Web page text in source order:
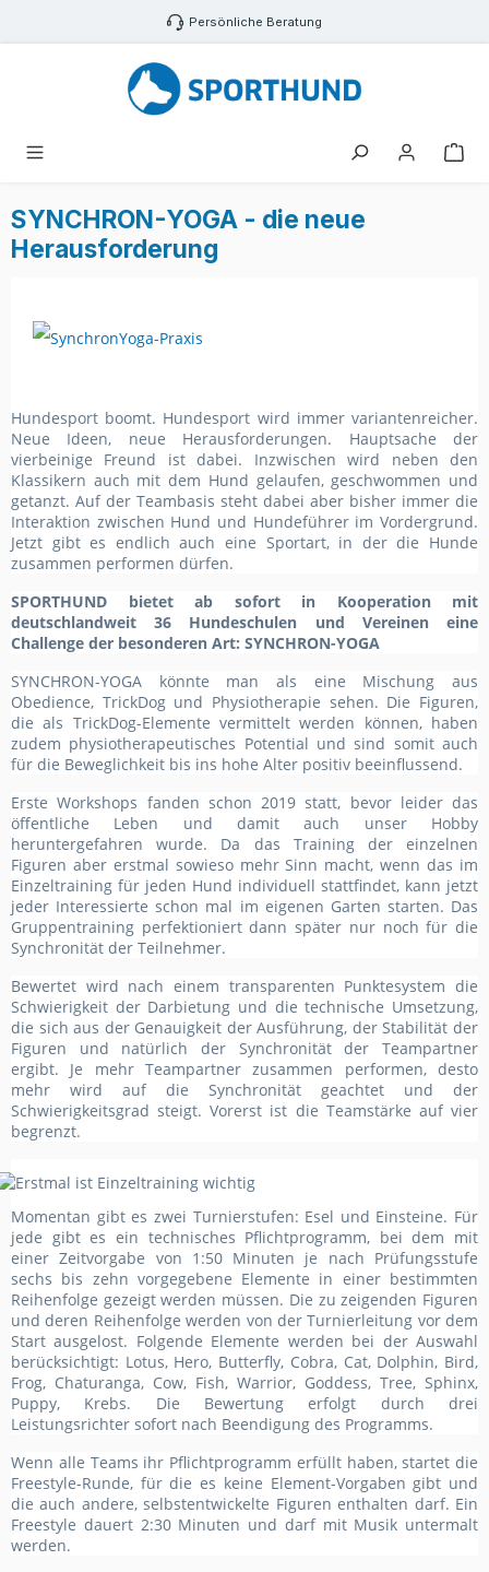
Zum Hauptinhalt springen Persönliche Beratung
SYNCHRON-YOGA - die neue
Herausforderung
Hundesport boomt. Hundesport wird immer variantenreicher.
Neue Ideen, neue Herausforderungen. Hauptsache der
vierbeinige Freund ist dabei. Inzwischen wird neben den
Klassikern auch mit dem Hund gelaufen, geschwommen und
getanzt. Auf der Teambasis steht dabei aber bisher immer die
Interaktion zwischen Hund und Hundeführer im Vordergrund.
Jetzt gibt es endlich auch eine Sportart, in der die Hunde
zusammen performen dürfen.
SPORTHUND bietet ab sofort in Kooperation mit
deutschlandweit 36 Hundeschulen und Vereinen eine
Challenge der besonderen Art: SYNCHRON-YOGA
SYNCHRON-YOGA könnte man als eine Mischung aus
Obedience, TrickDog und Physiotherapie sehen. Die Figuren,
die als TrickDog-Elemente vermittelt werden können, haben
zudem physiotherapeutisches Potential und sind somit auch
für die Beweglichkeit bis ins hohe Alter positiv beeinflussend.
Erste Workshops fanden schon 2019 statt, bevor leider das
öffentliche Leben und damit auch unser Hobby
heruntergefahren wurde. Da das Training der einzelnen
Figuren aber erstmal sowieso mehr Sinn macht, wenn das im
Einzeltraining für jeden Hund individuell stattfindet, kann jetzt
jeder Interessierte schon mal im eigenen Garten starten. Das
Gruppentraining perfektioniert dann später nur noch für die
Synchronität der Teilnehmer.
Bewertet wird nach einem transparenten Punktesystem die
Schwierigkeit der Darbietung und die technische Umsetzung,
die sich aus der Genauigkeit der Ausführung, der Stabilität der
Figuren und natürlich der Synchronität der Teampartner
ergibt. Je mehr Teampartner zusammen performen, desto
mehr wird auf die Synchronität geachtet und der
Schwierigkeitsgrad steigt. Vorerst ist die Teamstärke auf vier
begrenzt.
Momentan gibt es zwei Turnierstufen: Esel und Einsteine. Für
jede gibt es ein technisches Pflichtprogramm, bei dem mit
einer Zeitvorgabe von 1:50 Minuten je nach Prüfungsstufe
sechs bis zehn vorgegebene Elemente in einer bestimmten
Reihenfolge gezeigt werden müssen. Die zu zeigenden Figuren
und deren Reihenfolge werden von der Turnierleitung vor dem
Start ausgelost. Folgende Elemente werden bei der Auswahl
berücksichtigt: Lotus, Hero, Butterfly, Cobra, Cat, Dolphin, Bird,
Frog, Chaturanga, Cow, Fish, Warrior, Goddess, Tree, Sphinx,
Puppy, Krebs. Die Bewertung erfolgt durch drei
Leistungsrichter sofort nach Beendigung des Programms.
Wenn alle Teams ihr Pflichtprogramm erfüllt haben, startet die
Freestyle-Runde, für die es keine Element-Vorgaben gibt und
die auch andere, selbstentwickelte Figuren enthalten darf. Ein
Freestyle dauert 2:30 Minuten und darf mit Musik untermalt
werden.